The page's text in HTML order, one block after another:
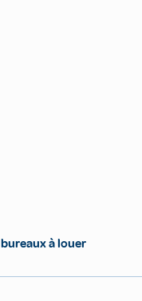
à louer